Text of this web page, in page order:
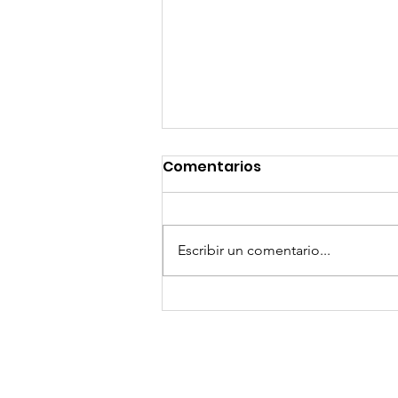
¡Arte, Vino y las Mejores
Comentarios
Escribir un comentario...